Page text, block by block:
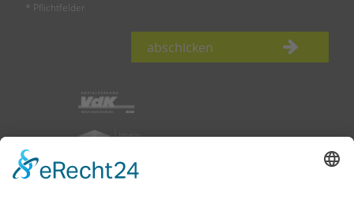
* Pflichtfelder
abschicken